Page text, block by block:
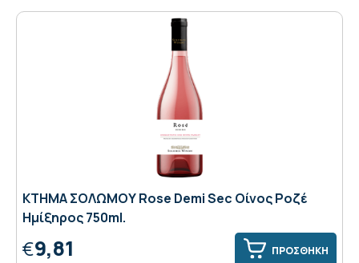
ΚΤΗΜΑ ΣΟΛΩΜΟΥ Rose Demi Sec Οίνος Ροζέ
Ημίξηρος 750ml.
€9,81 ΠΡΟΣΘΗΚΗ